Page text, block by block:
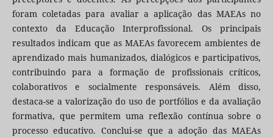
foram coletadas para avaliar a aplicação das MAEAs no
contexto da Educação Interprofissional. Os principais
resultados indicam que as MAEAs favorecem ambientes de
aprendizado mais humanizados, dialógicos e participativos,
contribuindo para a formação de profissionais críticos,
colaborativos e socialmente responsáveis. Além disso,
destaca-se a valorização do uso de portfólios e da avaliação
formativa, que permitem uma reflexão contínua sobre o
processo educativo. Conclui-se que a adoção das MAEAs